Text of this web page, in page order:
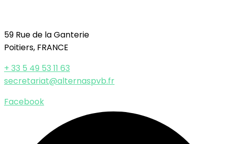
59 Rue de la Ganterie
Poitiers, FRANCE
+ 33 5 49 53 11 63
secretariat@alternaspvb.fr
Facebook